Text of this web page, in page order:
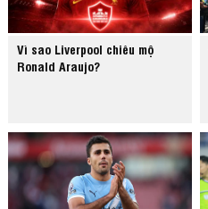
Vì sao Liverpool chiêu mộ
Ronald Araujo?